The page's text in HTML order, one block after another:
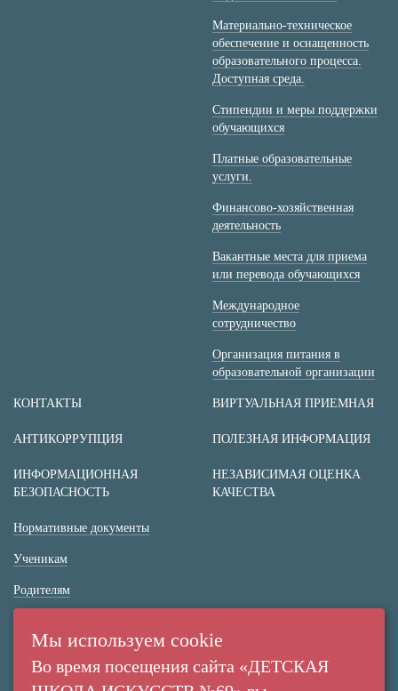
Материально-техническое
обеспечение и оснащенность
образовательного процесса.
Доступная среда.
Стипендии и меры поддержки
обучающихся
Платные образовательные
услуги.
Финансово-хозяйственная
деятельность
Вакантные места для приема
или перевода обучающихся
Международное
сотрудничество
Организация питания в
образовательной организации
КОНТАКТЫ ВИРТУАЛЬНАЯ ПРИЕМНАЯ
АНТИКОРРУПЦИЯ ПОЛЕЗНАЯ ИНФОРМАЦИЯ
ИНФОРМАЦИОННАЯ
БЕЗОПАСНОСТЬ
Нормативные документы
Ученикам
Родителям
НЕЗАВИСИМАЯ ОЦЕНКА
КАЧЕСТВА
Мы используем cookie
Во время посещения сайта «ДЕТСКАЯ